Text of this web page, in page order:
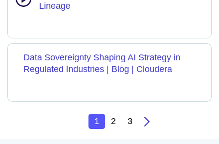
Lineage
Data Sovereignty Shaping AI Strategy in
Regulated Industries | Blog | Cloudera
1 2 3